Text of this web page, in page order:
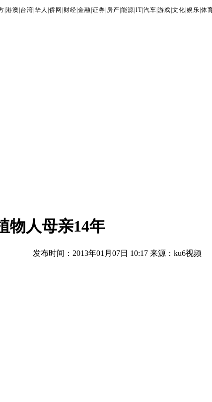
港澳 台湾 华人 侨网 财经 金融 证券 房产 能源 IT| 汽车 游戏 文化 娱乐 体
物人母亲14年
发布时间：2013年01月07日 10:17 来源：ku6视频